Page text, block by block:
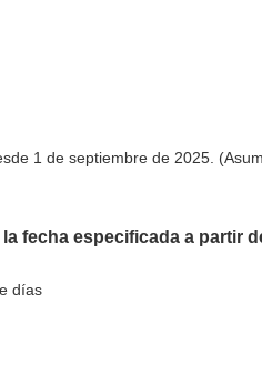
1 de septiembre de 2025.
fecha especificada a partir
días